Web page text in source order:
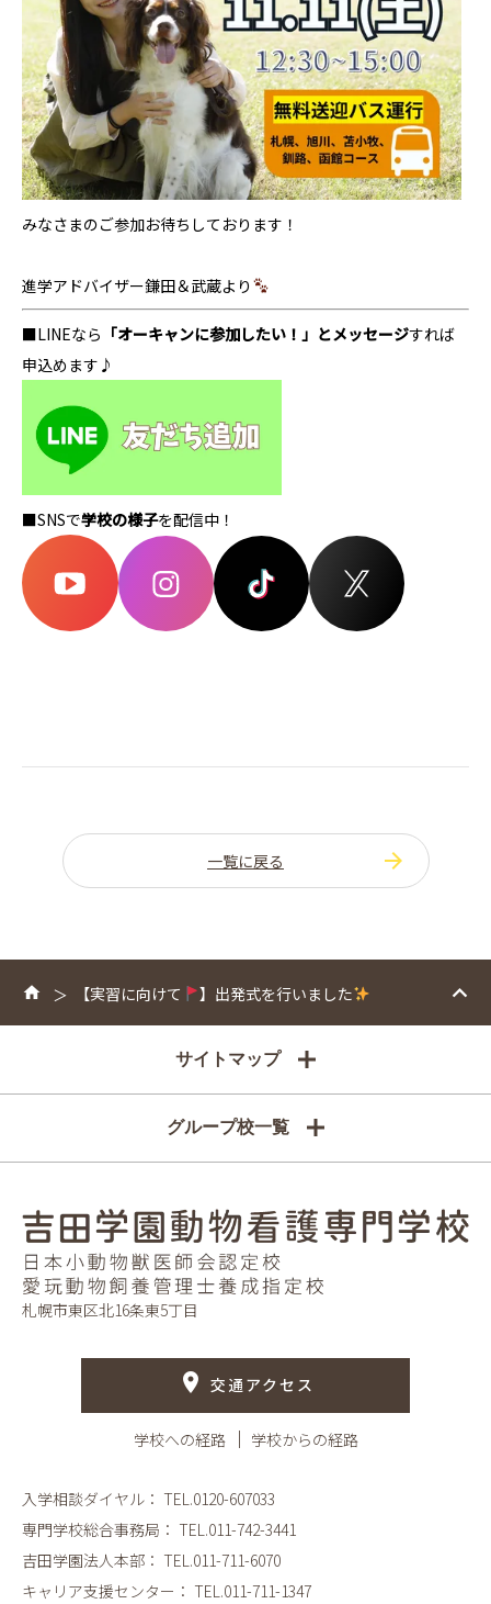
みなさまのご参加お待ちしております！
進学アドバイザー鎌田＆武蔵より
■LINEなら 「オーキャンに参加したい！」とメッセージすれば
申込めます♪
■SNSで学校の様子を配信中！
一覧に戻る
【実習に向けて 】出発式を行いました
サイトマップ
グループ校一覧
札幌市東区北16条東5丁目
交通アクセス
学校への経路 学校からの経路
入学相談ダイヤル： TEL.0120-607033
専門学校総合事務局： TEL.011-742-3441
吉田学園法人本部： TEL.011-711-6070
キャリア支援センター： TEL.011-711-1347